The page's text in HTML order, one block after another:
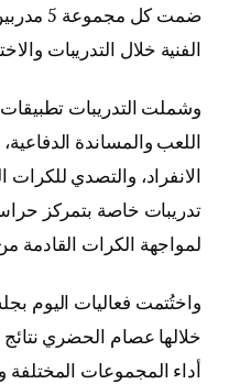
ضمت كل
الفنية خلال التدريبات
وشملت التدريبات
اللعب والمساندة
الانفراد، والتصدي للكرات
تدريبات خاصة بتمركز
لمواجهة الكرات القادمة
واختُتمت فعاليات اليوم
خلالها عصام الحضري نتائج
أداء المجموعات المختلفة